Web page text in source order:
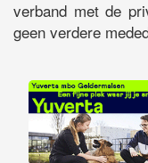
verband met de
geen verdere